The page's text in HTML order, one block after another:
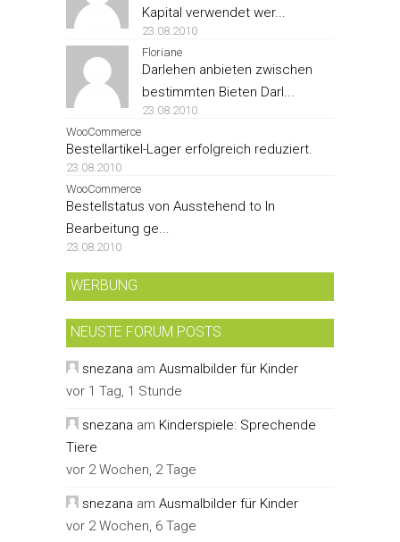
Kapital verwendet wer...
23.08.2010
Floriane
Darlehen anbieten zwischen
bestimmten Bieten Darl...
23.08.2010
WooCommerce
Bestellartikel-Lager erfolgreich reduziert.
23.08.2010
WooCommerce
Bestellstatus von Ausstehend to In
Bearbeitung ge...
23.08.2010
WERBUNG
NEUSTE FORUM POSTS
snezana am Ausmalbilder für Kinder
vor 1 Tag, 1 Stunde
snezana am Kinderspiele: Sprechende
Tiere
vor 2 Wochen, 2 Tage
snezana am Ausmalbilder für Kinder
vor 2 Wochen, 6 Tage